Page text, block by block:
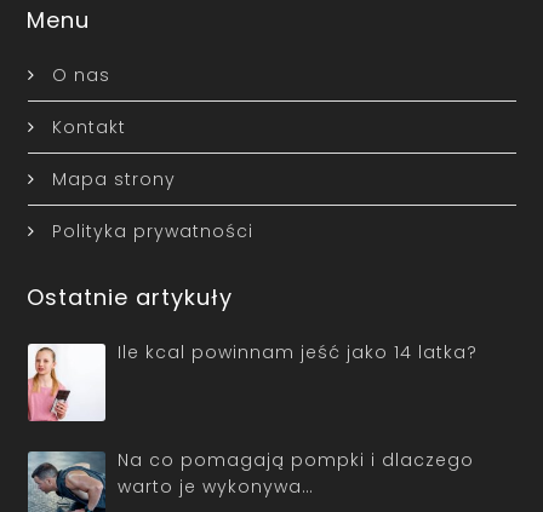
Menu
O nas
Kontakt
Mapa strony
Polityka prywatności
Ostatnie artykuły
Ile kcal powinnam jeść jako 14 latka?
Na co pomagają pompki i dlaczego
warto je wykonywa…